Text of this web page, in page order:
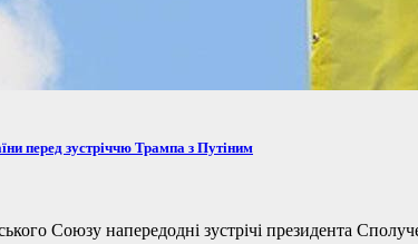
перед зустріччю Трампа з Путіним
Союзу напередодні зустрічі президента